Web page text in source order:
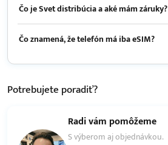
Čo je Svet distribúcia a aké mám záruky?
Čo znamená, že telefón má iba eSIM?
Potrebujete poradiť?
Radi vám pomôžeme
S výberom aj objednávkou.